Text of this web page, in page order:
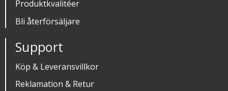
Produktkvalitéer
Bli återförsäljare
Support
Köp & Leveransvillkor
Reklamation & Retur